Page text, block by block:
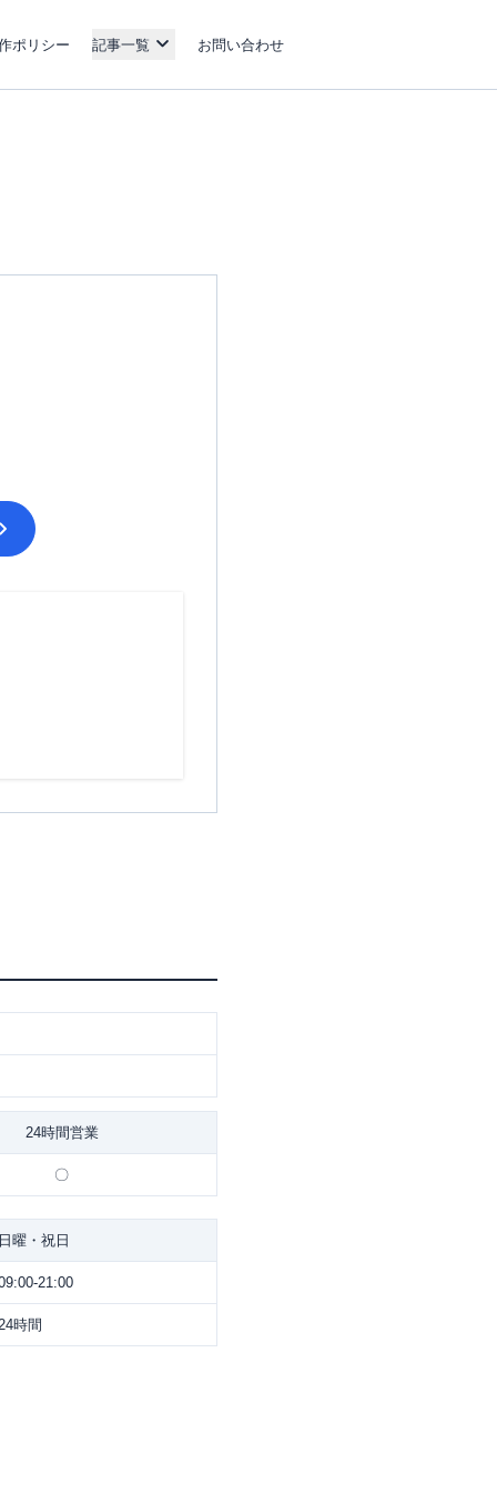
ポリシー 記事一覧 お問い合わせ
24時間営業
〇
日曜・祝日
21:00
時間